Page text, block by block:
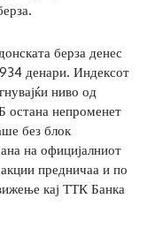
берза денес
денари. Индексот
ниво од
остана непроменет
без блок
на официјалниот
предничаа и по
кај ТТК Банка